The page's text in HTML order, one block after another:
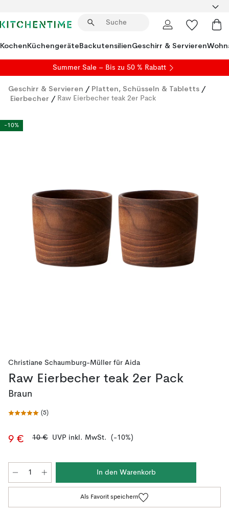
KochenKüchengeräteBackutensilienGeschirr & Servieren
Summer Sale – Bis zu 50 % Rabatt
Geschirr & Servieren / Platten, Schüsseln & Tabletts /
Eierbecher / Raw Eierbecher teak 2er Pack
-10%
Christiane Schaumburg-Müller für Aida
Raw Eierbecher teak 2er Pack
Braun
(5)
9 € 10 € UVP inkl. MwSt. (-10%)
In den Warenkorb
Als Favorit speichern